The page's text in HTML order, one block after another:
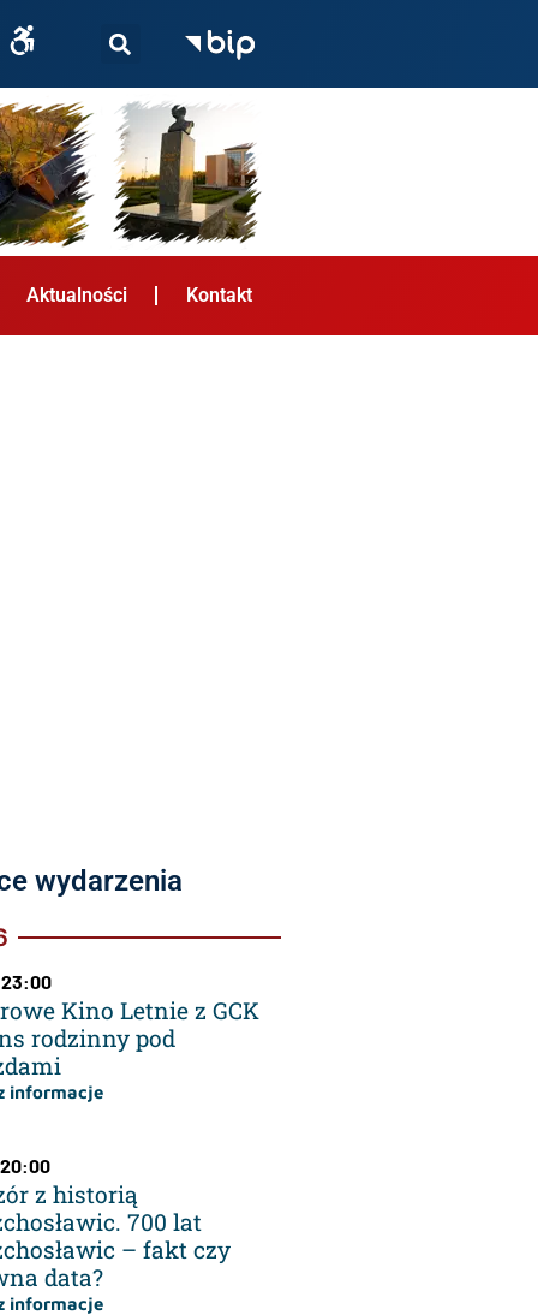
Aktualności Kontakt
wydarzenia
Kino Letnie z GCK
rodzinny pod
informacje
z historią
700 lat
– fakt czy
data?
informacje